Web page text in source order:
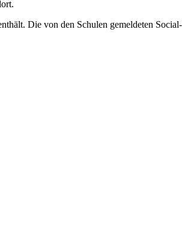
Die von den Schulen gemeldeten